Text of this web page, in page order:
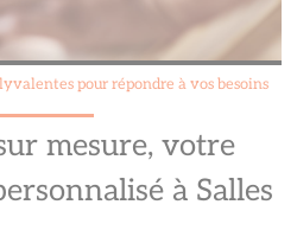
pour répondre à vos besoins
mesure, votre
à Salles